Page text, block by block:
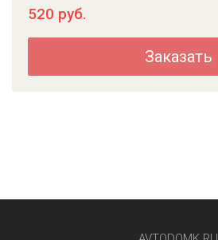
520 руб.
Заказать